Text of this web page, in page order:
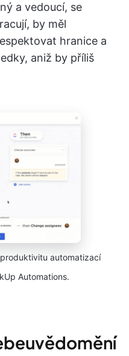
a vedoucí, se
by měl
hranice a
aniž by příliš
automatizací
Automations.